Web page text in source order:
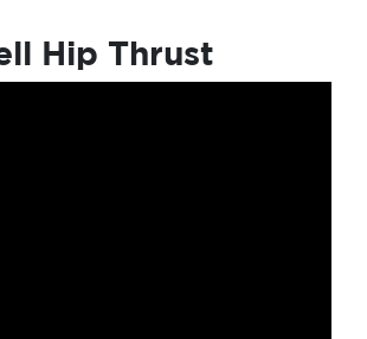
Hip Thrust